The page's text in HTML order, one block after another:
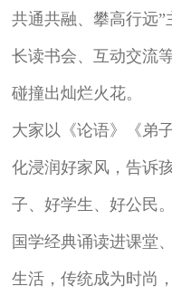
共通共融、攀高行远
长读书会、互动交流
碰撞出灿烂火花。
大家以《论语》《弟
化浸润好家风，告诉
子、好学生、好公
国学经典诵读进课堂
生活，传统成为时尚